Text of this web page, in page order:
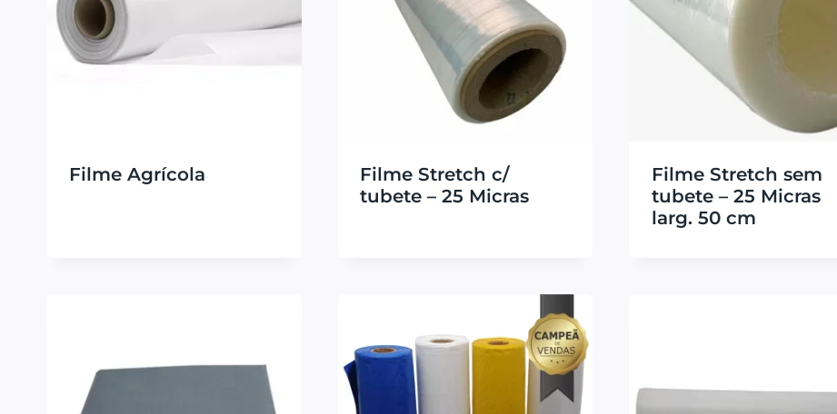
Filme Agrícola
Filme Stretch c/
tubete – 25 Micras
Filme Stretch sem
tubete – 25 Micras
larg. 50 cm